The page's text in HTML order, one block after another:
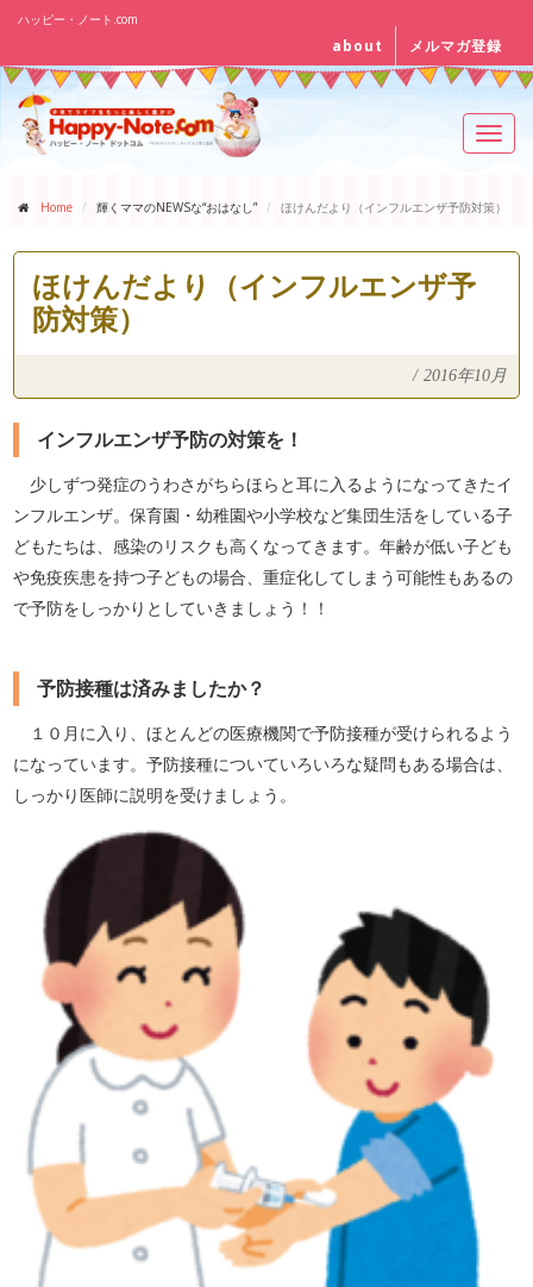
ハッピー・ノート.com
about メルマガ登録
Home 輝くママのNEWSな“おはなし” ほけんだより（インフルエンザ予防対策）
ほけんだより（インフルエンザ予
防対策）
/ 2016年10月
インフルエンザ予防の対策を！
少しずつ発症のうわさがちらほらと耳に入るようになってきたイ
ンフルエンザ。保育園・幼稚園や小学校など集団生活をしている子
どもたちは、感染のリスクも高くなってきます。年齢が低い子ども
や免疫疾患を持つ子どもの場合、重症化してしまう可能性もあるの
で予防をしっかりとしていきましょう！！
予防接種は済みましたか？
１０月に入り、ほとんどの医療機関で予防接種が受けられるよう
になっています。予防接種についていろいろな疑問もある場合は、
しっかり医師に説明を受けましょう。